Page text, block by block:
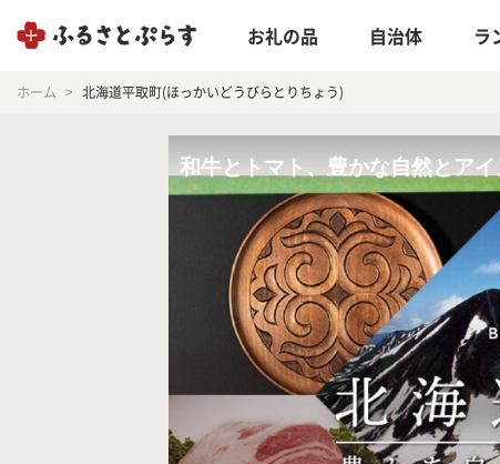
お礼の品 自治体 ラ
ホーム 北海道平取町(ほっかいどうびらとりちょう)
和牛とトマト、豊かな自然とアイ